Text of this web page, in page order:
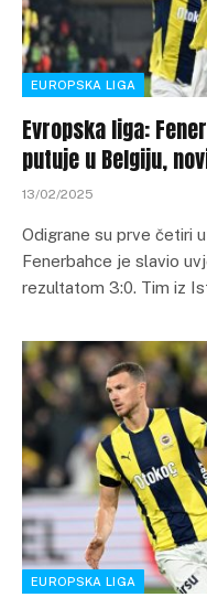
EUROPSKA LIGA
Evropska liga:
putuje u Belgiju,
13/02/2025
Odigrane su prve četiri
Fenerbahce je slavio
rezultatom 3:0. Tim iz
EUROPSKA LIGA